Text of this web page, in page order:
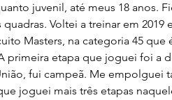
juvenil, até meus 18 anos.
quadras. Voltei a treinar em 2019
Masters, na categoria 45 que
primeira etapa que joguei foi a
fui campeã. Me empolguei
joguei mais três etapas